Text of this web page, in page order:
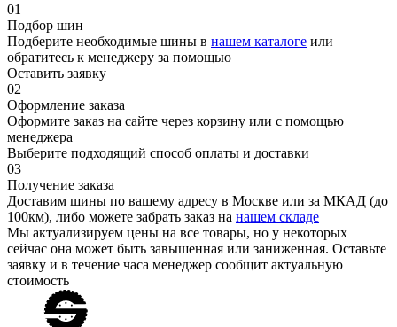
01
Подбор шин
Подберите необходимые шины в нашем каталоге или
обратитесь к менеджеру за помощью
Оставить заявку
02
Оформление заказа
Оформите заказ на сайте через корзину или с помощью
менеджера
Выберите подходящий способ оплаты и доставки
03
Получение заказа
Доставим шины по вашему адресу в Москве или за МКАД (до
100км), либо можете забрать заказ на нашем складе
Мы актуализируем цены на все товары, но у некоторых
сейчас она может быть завышенная или заниженная. Оставьте
заявку и в течение часа менеджер сообщит актуальную
стоимость